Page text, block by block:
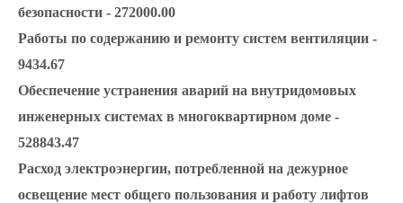
безопасности - 272000.00
Работы по содержанию и ремонту систем вентиляции -
9434.67
Обеспечение устранения аварий на внутридомовых
инженерных системах в многоквартирном доме -
528843.47
Расход электроэнергии, потребленной на дежурное
освещение мест общего пользования и работу лифтов